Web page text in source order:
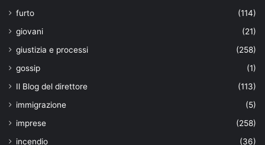
furto
(114)
giovani
(21)
giustizia e processi
(258)
gossip
(1)
Il Blog del direttore
(113)
immigrazione
(5)
imprese
(258)
incendio
(36)